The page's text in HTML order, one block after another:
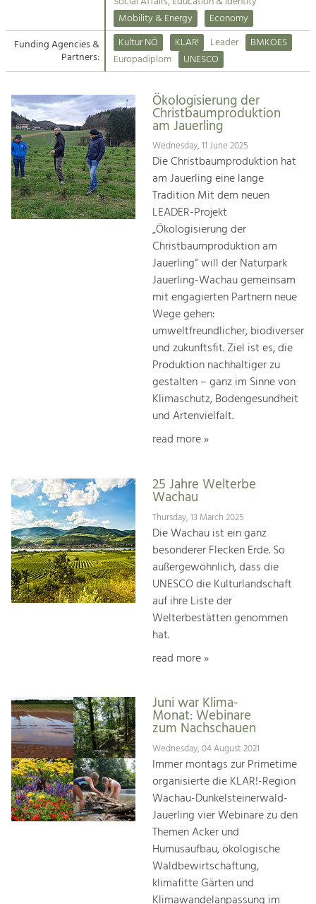
Suche
Impressum
Kontakt
Tourism
Offer Development and Positioning
Art & Culture
Crafts, Science and Research.
Social Affairs, Education
& Identity
Equality, Youth and Integration.
Climate Change, Public Transport and
Increase in Regional Value Added.
Mobility & Energy
Economy
Funding Agencies &
Partners:
Kultur NÖ KLAR! Leader
BMKOES
Europadiplom
UNESCO
Ökologisierung der
Christbaumproduktion
am Jauerling
Wednesday, 11 June 2025
Die Christbaumproduktion hat
am Jauerling eine lange
Tradition Mit dem neuen
LEADER-Projekt
„Ökologisierung der
Christbaumproduktion am
Jauerling“ will der Naturpark
Jauerling-Wachau gemeinsam
mit engagierten Partnern neue
Wege gehen:
umweltfreundlicher, biodiverser
und zukunftsfit. Ziel ist es, die
Produktion nachhaltiger zu
gestalten – ganz im Sinne von
Klimaschutz, Bodengesundheit
und Artenvielfalt.
read more »
25 Jahre Welterbe
Wachau
Thursday, 13 March 2025
Die Wachau ist ein ganz
besonderer Flecken Erde. So
außergewöhnlich, dass die
UNESCO die Kulturlandschaft
auf ihre Liste der
Welterbestätten genommen
hat.
read more »
Juni war Klima-
Monat: Webinare
zum Nachschauen
Wednesday, 04 August 2021
Immer montags zur Primetime
organisierte die KLAR!-Region
Wachau-Dunkelsteinerwald-
Jauerling vier Webinare zu den
Themen Acker und
Humusaufbau, ökologische
Waldbewirtschaftung,
klimafitte Gärten und